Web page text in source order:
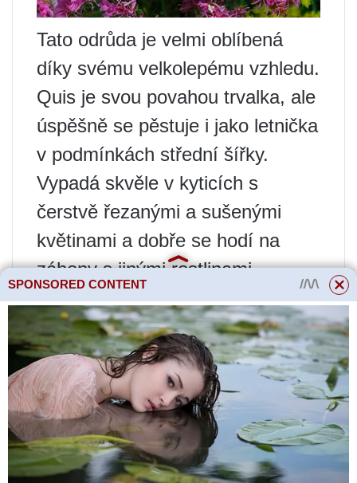
Tato odrůda je velmi oblíbená
díky svému velkolepému vzhledu.
Quis je svou povahou trvalka, ale
úspěšně se pěstuje i jako letnička
v podmínkách střední šířky.
Vypadá skvěle v kyticích s
čerstvě řezanými a sušenými
květinami a dobře se hodí na
záhony s jinými rostlinami.
Rostlina má silnou imunitu a
nebojí se mrazu a sucha.
Načechraná květenství dosahují
v průměru 10-12 centimetrů.
Statica Talisman
Tato odrůda Kermek byla
vyšlechtěna v Rusku. Je to
SPONSORED CONTENT